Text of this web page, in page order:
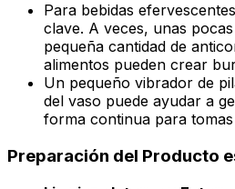
Para bebidas
clave. A veces, unas
pequeña cantidad de
alimentos pueden crear
Un pequeño vibrador de
del vaso puede ayudar a
forma continua para
Preparación del Producto